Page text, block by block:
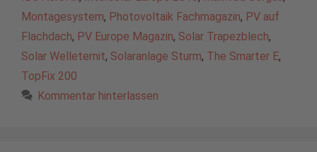
Montagesystem, Photovoltaik Fachmagazin, PV auf
Flachdach, PV Europe Magazin, Solar Trapezblech,
Solar Welleternit, Solaranlage Sturm, The Smarter E,
TopFix 200
Kommentar hinterlassen